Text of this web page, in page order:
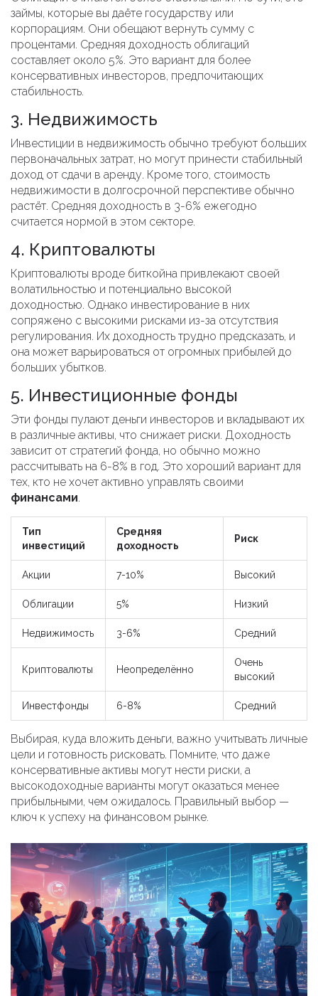
займы, которые вы даёте государству или
корпорациям. Они обещают вернуть сумму с
процентами. Средняя доходность облигаций
составляет около 5%. Это вариант для более
консервативных инвесторов, предпочитающих
стабильность.
3. Недвижимость
Инвестиции в недвижимость обычно требуют больших
первоначальных затрат, но могут принести стабильный
доход от сдачи в аренду. Кроме того, стоимость
недвижимости в долгосрочной перспективе обычно
растёт. Средняя доходность в 3-6% ежегодно
считается нормой в этом секторе.
4. Криптовалюты
Криптовалюты вроде биткойна привлекают своей
волатильностью и потенциально высокой
доходностью. Однако инвестирование в них
сопряжено с высокими рисками из-за отсутствия
регулирования. Их доходность трудно предсказать, и
она может варьироваться от огромных прибылей до
больших убытков.
5. Инвестиционные фонды
Эти фонды пулают деньги инвесторов и вкладывают их
в различные активы, что снижает риски. Доходность
зависит от стратегий фонда, но обычно можно
рассчитывать на 6-8% в год. Это хороший вариант для
тех, кто не хочет активно управлять своими
финансами.
Тип
инвестиций
Средняя
доходность
Риск
Акции 7-10% Высокий
Облигации 5% Низкий
Недвижимость 3-6% Средний
Криптовалюты Неопределённо
Очень
высокий
Инвестфонды 6-8% Средний
Выбирая, куда вложить деньги, важно учитывать личные
цели и готовность рисковать. Помните, что даже
консервативные активы могут нести риски, а
высокодоходные варианты могут оказаться менее
прибыльными, чем ожидалось. Правильный выбор —
ключ к успеху на финансовом рынке.